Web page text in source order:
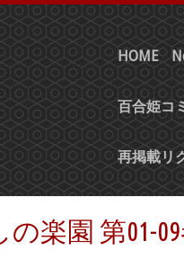
HOME
百合姫コ
再掲載リ
楽園 第01-